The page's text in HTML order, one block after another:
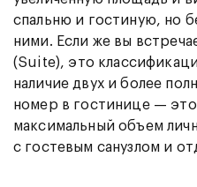
спальню и гостиную, но
ними. Если же вы
(Suite), это
наличие двух и более
номер в гостинице — это
максимальный объем
с гостевым санузлом и